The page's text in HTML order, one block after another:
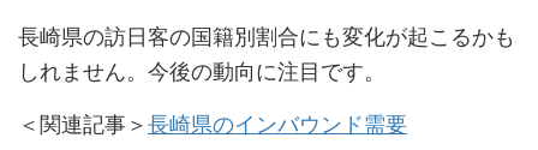
長崎県の訪日客の国籍別割合にも変化が起こるかも
しれません。今後の動向に注目です。
＜関連記事＞長崎県のインバウンド需要